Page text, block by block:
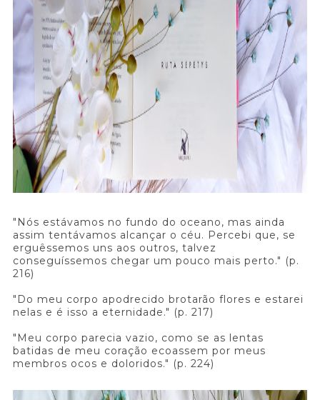
"Nós estávamos no fundo do oceano, mas ainda
assim tentávamos alcançar o céu. Percebi que, se
erguêssemos uns aos outros, talvez
conseguíssemos chegar um pouco mais perto." (p.
216)
"Do meu corpo apodrecido brotarão flores e estarei
nelas e é isso a eternidade." (p. 217)
"Meu corpo parecia vazio, como se as lentas
batidas de meu coração ecoassem por meus
membros ocos e doloridos." (p. 224)